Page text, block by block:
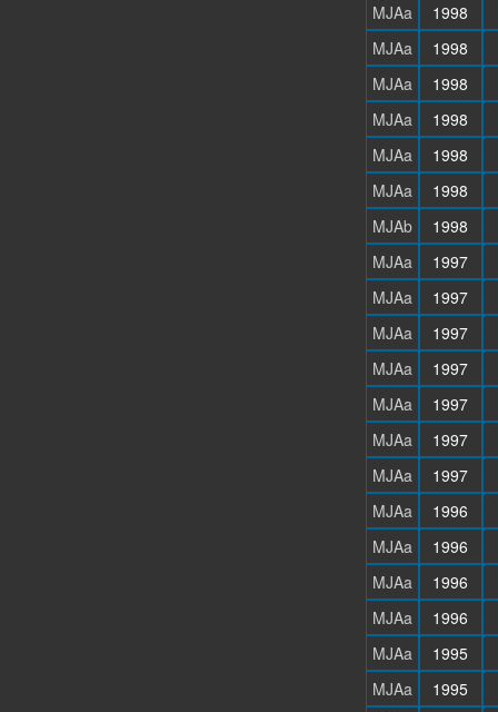
MJAa
1998
MJAa
1998
MJAa
1998
MJAa
1998
MJAa
1998
MJAa
1998
MJAb
1998
MJAa
1997
MJAa
1997
MJAa
1997
MJAa
1997
MJAa
1997
MJAa
1997
MJAa
1997
MJAa
1996
MJAa
1996
MJAa
1996
MJAa
1996
MJAa
1995
MJAa
1995